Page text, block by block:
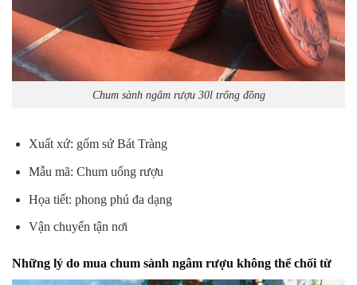
Chum sành ngâm rượu 30l trống đồng
Xuất xứ: gốm sứ Bát Tràng
Mẫu mã: Chum uống rượu
Họa tiết: phong phú đa dạng
Vận chuyển tận nơi
Những lý do mua chum sành ngâm rượu không thể chối từ